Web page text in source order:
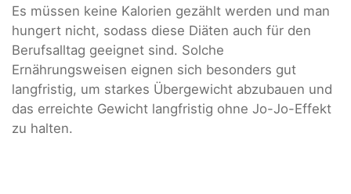
Es müssen keine Kalorien gezählt werden und man
hungert nicht, sodass diese Diäten auch für den
Berufsalltag geeignet sind. Solche
Ernährungsweisen eignen sich besonders gut
langfristig, um starkes Übergewicht abzubauen und
das erreichte Gewicht langfristig ohne Jo-Jo-Effekt
zu halten.